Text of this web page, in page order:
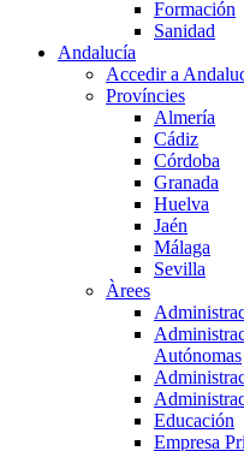
Formación
Sanidad
Andalucía
Accedir a
Províncies
Almería
Cádiz
Córdoba
Granada
Huelva
Jaén
Málaga
Sevilla
Àrees
Autónomas
Educación
Empresa